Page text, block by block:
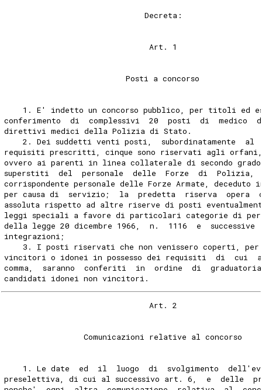
                              Decreta:
                               Art. 1
                          Posti a concorso
1. E' indetto un concorso pubblico, per titoli ed
conferimento  di  complessivi  20  posti  di  medico
direttivi medici della Polizia di Stato.
2. Dei suddetti venti posti,  subordinatamente  al
requisiti prescritti, cinque sono riservati agli
ovvero ai parenti in linea collaterale di secondo
superstiti  del  personale  delle  Forze  di  Polizia,
corrispondente personale delle Forze Armate,
per causa di  servizio;  la  predetta  riserva  opera
assoluta rispetto ad altre riserve di posti
leggi speciali a favore di particolari categorie di
della legge 20 dicembre 1966,  n.  1116  e  successive
integrazioni;
3. I posti riservati che non venissero coperti,
vincitori o idonei in possesso dei requisiti  di  cui
comma,  saranno  conferiti  in  ordine  di
candidati idonei non vincitori.
                               Art. 2
                 Comunicazioni relative al concorso
1. Le date  ed  il  luogo  di  svolgimento
preselettiva, di cui al successivo art. 6,  e  delle